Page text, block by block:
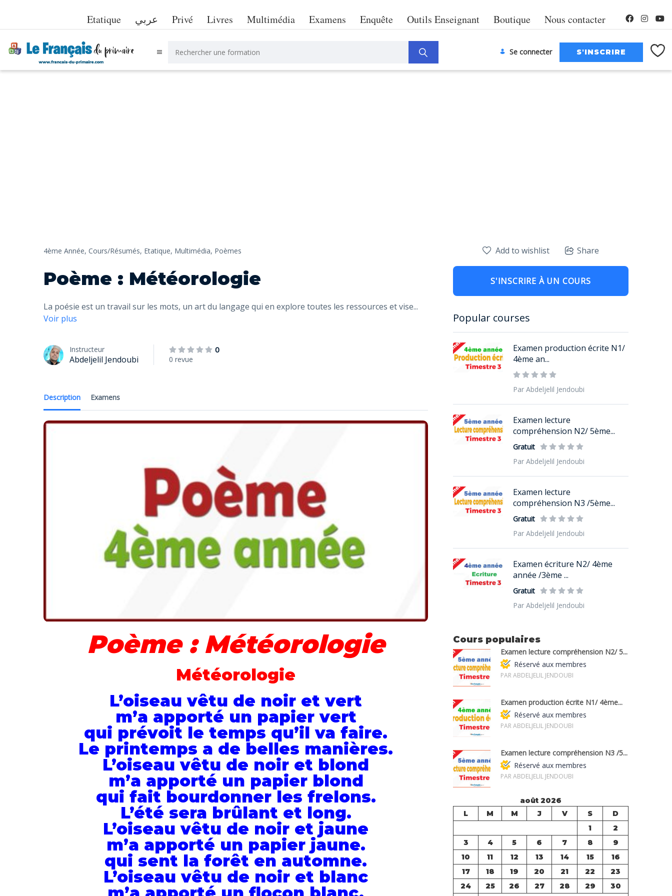
Etatique عربي Privé Livres Multimédia Examens Enquête Outils Enseignant Boutique Nous contacter
Se connecter
4ème Année, Cours/Résumés, Etatique, Multimédia, Poèmes
Poème : Météorologie
La poésie est un travail sur les mots, un art du langage qui en explore toutes les ressources et vise...
Voir plus
Instructeur
Abdeljelil Jendoubi
0
0 revue
Description Examens
Poème : Météorologie
Météorologie
L’oiseau vêtu de noir et vert
m’a apporté un papier vert
qui prévoit le temps qu’il va faire.
Le printemps a de belles manières.
L’oiseau vêtu de noir et blond
m’a apporté un papier blond
qui fait bourdonner les frelons.
L’été sera brûlant et long.
L’oiseau vêtu de noir et jaune
m’a apporté un papier jaune.
qui sent la forêt en automne.
L’oiseau vêtu de noir et blanc
Add to wishlist Share
S'INSCRIRE À UN COURS
Popular courses
Examen production écrite N1/
4ème an...
Par Abdeljelil Jendoubi
Examen lecture
compréhension N2/ 5ème...
Gratuit
Par Abdeljelil Jendoubi
Examen lecture
compréhension N3 /5ème...
Gratuit
Par Abdeljelil Jendoubi
Examen écriture N2/ 4ème
année /3ème ...
Gratuit
Par Abdeljelil Jendoubi
Cours populaires
Examen lecture compréhension N2/ 5...
Réservé aux membres
PAR ABDELJELIL JENDOUBI
Examen production écrite N1/ 4ème...
Réservé aux membres
PAR ABDELJELIL JENDOUBI
Examen lecture compréhension N3 /5...
Réservé aux membres
PAR ABDELJELIL JENDOUBI
août 2026
L
M M J V S
D
1
2
3
4 5 6 7 8
9
10
11 12 13 14 15
16
17
18 19 20 21 22
23
24
25 26 27 28 29
30